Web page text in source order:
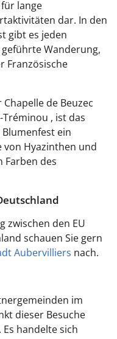
lange
dar. In den
gibt es jeden
Wanderung,
Französische
Chapelle de Beuzec
Tréminou , ist das
ein
von Hyazinthen und
Farben des
zwischen den EU
schauen Sie gern
Aubervilliers nach.
im
dieser Besuche
handelte sich